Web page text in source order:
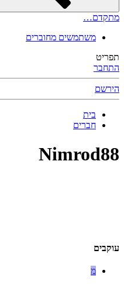
מתקדם…
משתמשים מחוברים
תפריט
התחבר
הירשם
בית
חברים
Nimrod88
עוקבים
מ